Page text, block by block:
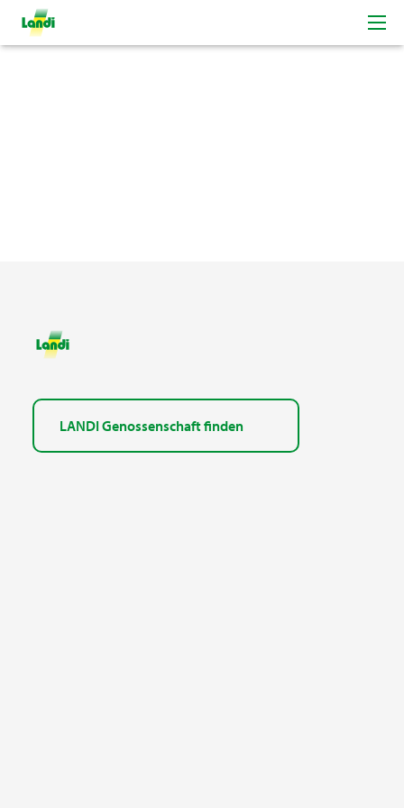
LANDI Genossenschaft finden